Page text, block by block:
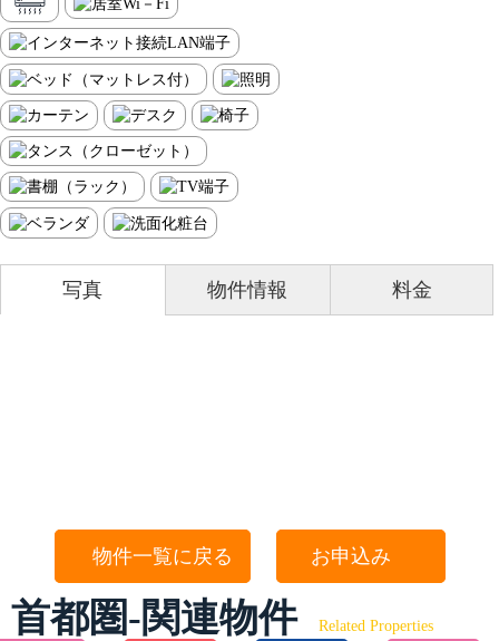
写真 物件情報 料金
物件一覧に戻る お申込み
首都圏-関連物件 Related Properties